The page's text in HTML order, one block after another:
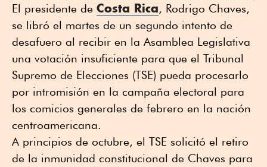
El presidente de Costa Rica, Rodrigo Chaves,
se libró el martes de un segundo intento de
desafuero al recibir en la Asamblea Legislativa
una votación insuficiente para que el Tribunal
Supremo de Elecciones (TSE) pueda procesarlo
por intromisión en la campaña electoral para
los comicios generales de febrero en la nación
centroamericana.
A principios de octubre, el TSE solicitó el retiro
de la inmunidad constitucional de Chaves para